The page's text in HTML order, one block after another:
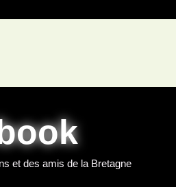
et des amis de la Bretagne